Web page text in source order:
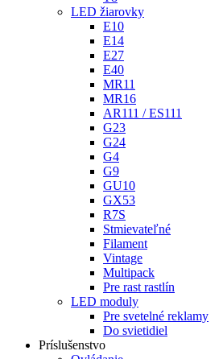
LED žiarovky
E10
E14
E27
E40
MR11
MR16
AR111 / ES111
G23
G24
G4
G9
GU10
GX53
R7S
Stmievateľné
Filament
Vintage
Multipack
Pre rast rastlín
LED moduly
Pre svetelné reklamy
Do svietidiel
Príslušenstvo